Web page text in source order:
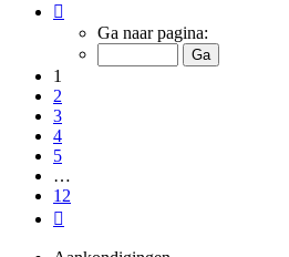
van
Ga naar pagina:
1
2
3
4
5
…
12